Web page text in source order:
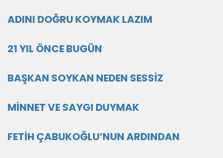
ADINI DOĞRU KOYMAK LAZIM
21 YIL ÖNCE BUGÜN
BAŞKAN SOYKAN NEDEN SESSİZ
MİNNET VE SAYGI DUYMAK
FETİH ÇABUKOĞLU’NUN ARDINDAN